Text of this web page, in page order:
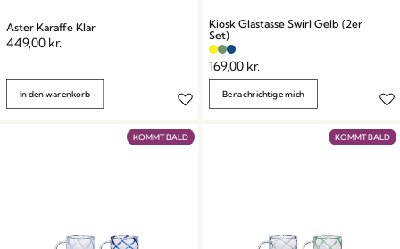
Aster Karaffe Klar
449,00 kr.
In den warenkorb
Kiosk Glastasse Swirl Gelb (2er
Set)
169,00 kr.
Benachrichtige mich
KOMMT BALD KOMMT BALD